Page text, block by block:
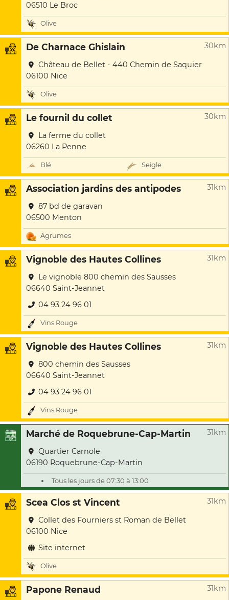
06510 Le Broc
Olive
De Charnace Ghislain 30km
Château de Bellet - 440 Chemin de Saquier
06100 Nice
Olive
Le fournil du collet 30km
La ferme du collet
06260 La Penne
Blé Seigle
Association jardins des antipodes 31km
87 bd de garavan
06500 Menton
Agrumes
Vignoble des Hautes Collines 31km
Le vignoble 800 chemin des Sausses
06640 Saint-Jeannet
04 93 24 96 01
Vins Rouge
Vignoble des Hautes Collines 31km
800 chemin des Sausses
06640 Saint-Jeannet
04 93 24 96 01
Vins Rouge
Marché de Roquebrune-Cap-Martin 31km
Quartier Carnole
06190 Roquebrune-Cap-Martin
Tous les jours de 07:30 à 13:00
Scea Clos st Vincent 31km
Collet des Fourniers st Roman de Bellet
06100 Nice
Site internet
Olive
Papone Renaud 31km